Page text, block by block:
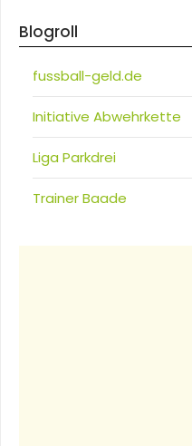
Blogroll
fussball-geld.de
Initiative Abwehrkette
Liga Parkdrei
Trainer Baade